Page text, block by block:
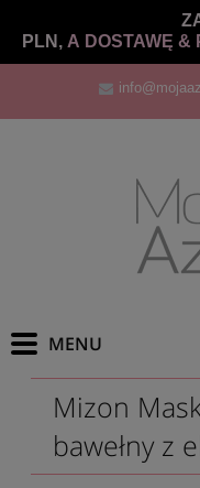
PLN, A DOSTAWĘ &
Mizon
bawełny z